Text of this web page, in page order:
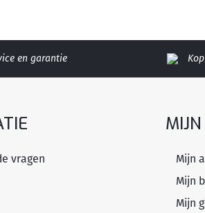
en garantie
vragen
Mijn
Mijn
Mijn